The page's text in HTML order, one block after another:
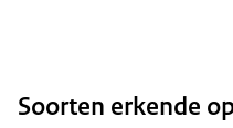
Soorten erkende